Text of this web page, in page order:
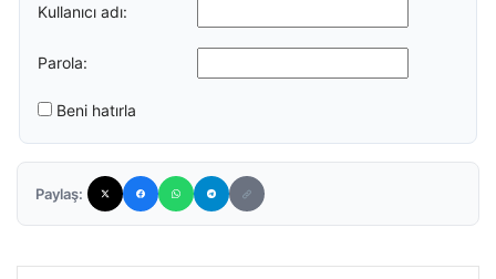
Kullanıcı adı:
Parola:
Beni hatırla
Paylaş: